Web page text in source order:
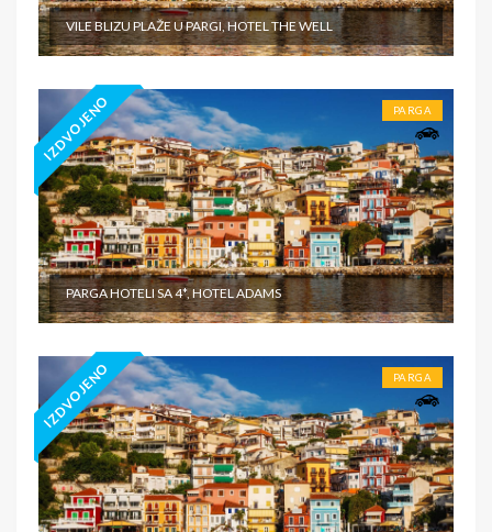
VILE BLIZU PLAŽE U PARGI, HOTEL THE WELL
IZDVOJENO PARGA
PARGA HOTELI SA 4*, HOTEL ADAMS
IZDVOJENO PARGA